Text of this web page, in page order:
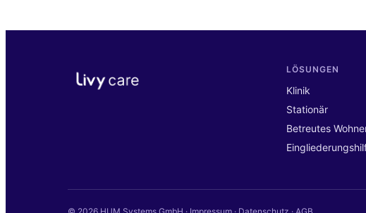
LÖSUNGEN
Klinik
Stationär
Betreutes